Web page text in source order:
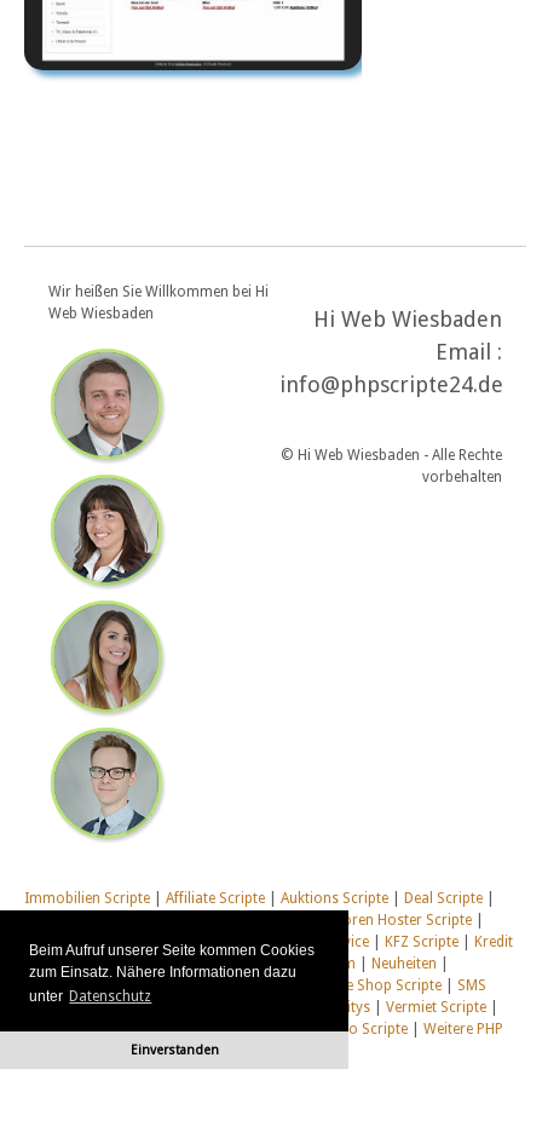
Beim Aufruf unserer Seite kommen Cookies
zum Einsatz. Nähere Informationen dazu
unter Datenschutz
Einverstanden
Wir heißen Sie Willkommen bei Hi
Web Wiesbaden
Hi Web Wiesbaden
Email :
info@phpscripte24.de
© Hi Web Wiesbaden - Alle Rechte
vorbehalten
Immobilien Scripte Affiliate Scripte Auktions Scripte Deal Scripte
Foren Hoster Scripte
Homepage Generator Scripte
Installations Service KFZ Scripte
Kredit
Scripte| Management Scripte| Multi Web System Neuheiten
Newsletter Scripte
Shop & Live Shop Scripte
SMS
Scripte|Social Communitys Tausch Communitys Vermiet Scripte
Webcam Scripte|Webhosting Scripte|Webradio Scripte
Weitere PHP
Alle unsere Systeme